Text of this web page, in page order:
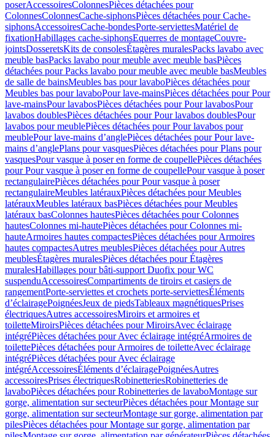
poserAccessoiresColonnesPièces détachées pour
ColonnesColonnesCache-siphonsPièces détachées pour Cache-
siphonsAccessoiresCache-bondesPorte-serviettesMatériel de
fixationHabillages cache-siphonsEquerres de montageCouvre-
jointsDosseretsKits de consolesÉtagères muralesPacks lavabo avec
meuble basPacks lavabo pour meuble avec meuble basPièces
détachées pour Packs lavabo pour meuble avec meuble basMeubles
de salle de bainsMeubles bas pour lavaboPièces détachées pour
Meubles bas pour lavaboPour lave-mainsPièces détachées pour Pour
lave-mainsPour lavabosPièces détachées pour Pour lavabosPour
lavabos doublesPièces détachées pour Pour lavabos doublesPour
lavabos pour meublePièces détachées pour Pour lavabos pour
meublePour lave-mains d’anglePièces détachées pour Pour lave-
mains d’anglePlans pour vasquesPièces détachées pour Plans pour
vasquesPour vasque à poser en forme de coupellePièces détachées
pour Pour vasque à poser en forme de coupellePour vasque à poser
rectangulairePièces détachées pour Pour vasque à poser
rectangulaireMeubles latérauxPièces détachées pour Meubles
latérauxMeubles latéraux basPièces détachées pour Meubles
latéraux basColonnes hautesPièces détachées pour Colonnes
hautesColonnes mi-hautePièces détachées pour Colonnes mi-
hauteArmoires hautes compactesPièces détachées pour Armoires
hautes compactesAutres meublesPièces détachées pour Autres
meublesÉtagères muralesPièces détachées pour Étagères
muralesHabillages pour bâti-support Duofix pour WC
suspenduAccessoiresCompartiments de tiroirs et casiers de
rangementPorte-serviettes et crochets porte-serviettesÉléments
d’éclairagePoignéesJeux de piedsTableaux magnétiquesPrises
électriquesAutres accessoiresMiroirs et armoires et
toiletteMiroirsPièces détachées pour MiroirsAvec éclairage
intégréPièces détachées pour Avec éclairage intégréArmoires de
toilettePièces détachées pour Armoires de toiletteAvec éclairage
intégréPièces détachées pour Avec éclairage
intégréAccessoiresÉléments d’éclairagePoignéesAutres
accessoiresPrises électriquesRobinetteriesRobinetteries de
lavaboPièces détachées pour Robinetteries de lavaboMontage sur
gorge, alimentation sur secteurPièces détachées pour Montage sur
gorge, alimentation sur secteurMontage sur gorge, alimentation par
pilesPièces détachées pour Montage sur gorge, alimentation par